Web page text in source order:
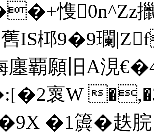
愯0n^Zz擸%
舊IS桏9�9瓓
廛覇願旧A涀
褱W
�1簴� 趃